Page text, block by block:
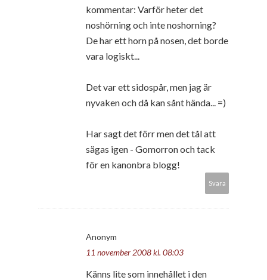
kommentar: Varför heter det
noshörning och inte noshorning?
De har ett horn på nosen, det borde
vara logiskt...
Det var ett sidospår, men jag är
nyvaken och då kan sånt hända... =)
Har sagt det förr men det tål att
sägas igen - Gomorron och tack
för en kanonbra blogg!
Svara
Anonym
11 november 2008 kl. 08:03
Känns lite som innehållet i den